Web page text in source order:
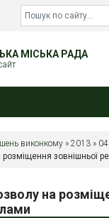
МІСЬКА РАДА
виконкому » 2013 » 04
зовнішньої
на